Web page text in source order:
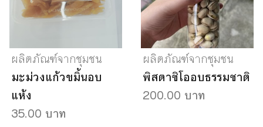
ผลิตภัณฑ์จากชุมชน
มะม่วงแก้วขมิ้นอบ
แห้ง
35.00 บาท
ผลิตภัณฑ์จากชุมชน
พิสตาชิโออบธรรมชาติ
200.00 บาท